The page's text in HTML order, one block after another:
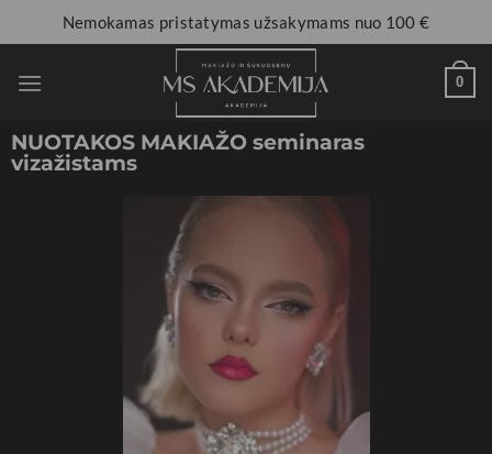
Nemokamas pristatymas užsakymams nuo 100 €
0
NUOTAKOS MAKIAŽO seminaras
vizažistams